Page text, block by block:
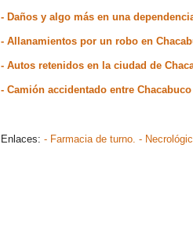
- Daños y algo más en una
- Allanamientos por un robo en
- Autos retenidos en la ciudad de
- Camión accidentado entre
Enlaces: - Farmacia de turno. -